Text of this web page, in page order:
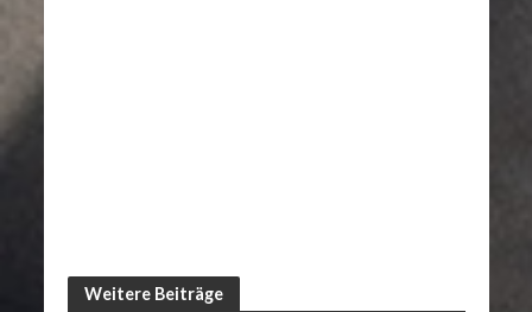
Weitere Beiträge